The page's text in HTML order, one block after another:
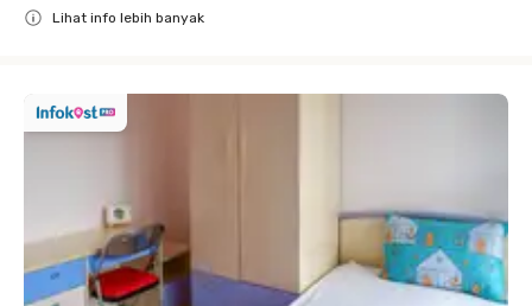
Lihat info lebih banyak